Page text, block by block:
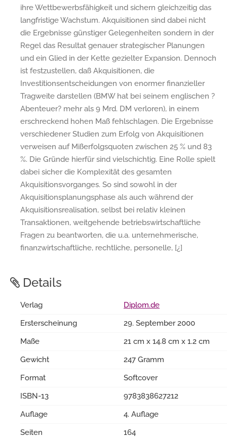
ihre Wettbewerbsfähigkeit und sichern gleichzeitig das
langfristige Wachstum. Akquisitionen sind dabei nicht
die Ergebnisse günstiger Gelegenheiten sondern in der
Regel das Resultat genauer strategischer Planungen
und ein Glied in der Kette gezielter Expansion. Dennoch
ist festzustellen, daß Akquisitionen, die
Investitionsentscheidungen von enormer finanzieller
Tragweite darstellen (BMW hat bei seinem englischen ?
Abenteuer? mehr als 9 Mrd. DM verloren), in einem
erschreckend hohen Maß fehlschlagen. Die Ergebnisse
verschiedener Studien zum Erfolg von Akquisitionen
verweisen auf Mißerfolgsquoten zwischen 25 % und 83
%. Die Gründe hierfür sind vielschichtig. Eine Rolle spielt
dabei sicher die Komplexität des gesamten
Akquisitionsvorganges. So sind sowohl in der
Akquisitionsplanungsphase als auch während der
Akquisitionsrealisation, selbst bei relativ kleinen
Transaktionen, weitgehende betriebswirtschaftliche
Fragen zu beantworten, die u.a. unternehmerische,
finanzwirtschaftliche, rechtliche, personelle, [¿]
Details
Verlag
Diplom.de
Ersterscheinung
29. September 2000
Maße
21 cm x 14.8 cm x 1.2 cm
Gewicht
247 Gramm
Format
Softcover
ISBN-13
9783838627212
Auflage
4. Auflage
Seiten
164